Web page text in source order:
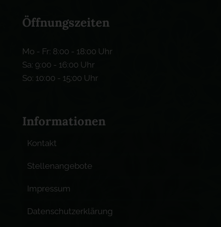
Öffnungszeiten
Mo - Fr: 8:00 - 18:00 Uhr
Sa: 9:00 - 16:00 Uhr
So: 10:00 - 15:00 Uhr
Informationen
Kontakt
Stellenangebote
Impressum
Datenschutzerklärung